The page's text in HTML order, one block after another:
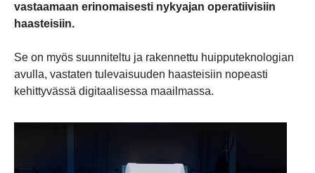
vastaamaan erinomaisesti nykyajan operatiivisiin
haasteisiin.
Se on myös suunniteltu ja rakennettu huipputeknologian
avulla, vastaten tulevaisuuden haasteisiin nopeasti
kehittyvässä digitaalisessa maailmassa.